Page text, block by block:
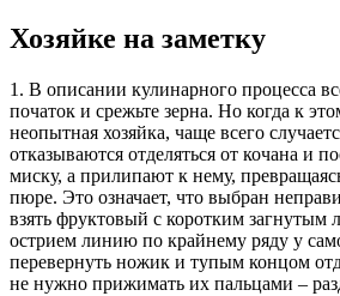
Хозяйке на заметку
1. В описании кулинарного процесса
початок и срежьте зерна. Но когда к
неопытная хозяйка, чаще всего
отказываются отделяться от кочана и
миску, а прилипают к нему,
пюре. Это означает, что выбран
взять фруктовый с коротким загнутым
острием линию по крайнему ряду у
перевернуть ножик и тупым концом
не нужно прижимать их пальцами –